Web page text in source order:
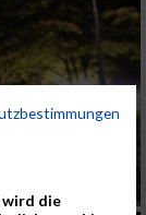
wird die